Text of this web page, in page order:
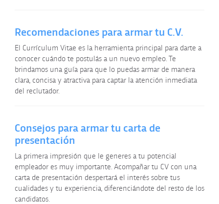
Recomendaciones para armar tu C.V.
El Currículum Vitae es la herramienta principal para darte a
conocer cuándo te postulás a un nuevo empleo. Te
brindamos una guía para que lo puedas armar de manera
clara, concisa y atractiva para captar la atención inmediata
del reclutador.
Consejos para armar tu carta de
presentación
La primera impresión que le generes a tu potencial
empleador es muy importante. Acompañar tu CV con una
carta de presentación despertará el interés sobre tus
cualidades y tu experiencia, diferenciándote del resto de los
candidatos.